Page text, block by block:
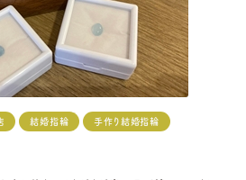
結婚指輪 手作り結婚指輪